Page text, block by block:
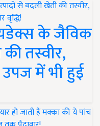
के जैविक
तस्वीर,
में भी हुई